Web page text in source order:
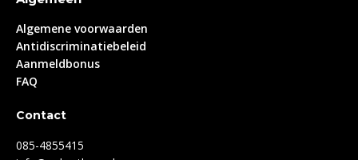
Algemene voorwaarden
Antidiscriminatiebeleid
Aanmeldbonus
FAQ
Contact
085-4855415